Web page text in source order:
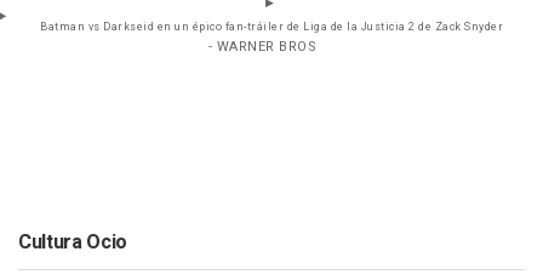
Batman vs Darkseid en un épico fan-tráiler de Liga de la Justicia 2 de Zack Snyder
- WARNER BROS
Cultura Ocio